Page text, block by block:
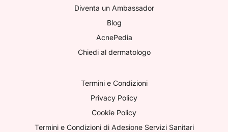
Diventa un Ambassador
Blog
AcnePedia
Chiedi al dermatologo
Termini e Condizioni
Privacy Policy
Cookie Policy
Termini e Condizioni di Adesione Servizi Sanitari